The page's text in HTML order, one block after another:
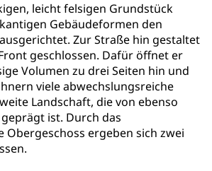
leicht felsigen Grundstück
Gebäudeformen den
Zur Straße hin gestaltet
geschlossen. Dafür öffnet er
Volumen zu drei Seiten hin und
viele abwechslungsreiche
Landschaft, die von ebenso
ist. Durch das
ergeben sich zwei